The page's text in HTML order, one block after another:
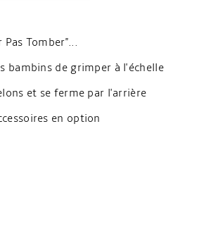
Pas Tomber"...
bambins de grimper à l'échelle
et se ferme par l'arrière
en option